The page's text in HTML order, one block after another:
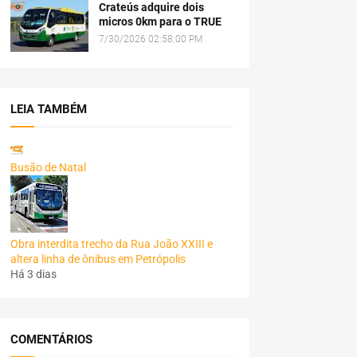
Crateús adquire dois
micros 0km para o TRUE
7/30/2026 02:58:00 PM
LEIA TAMBÉM
Busão de Natal
Obra interdita trecho da Rua João XXIII e
altera linha de ônibus em Petrópolis
Há 3 dias
COMENTÁRIOS